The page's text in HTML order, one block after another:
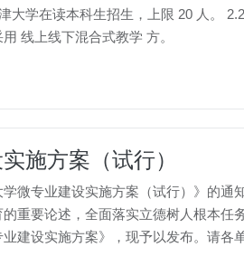
大学在读本科生招生，上限 20 人。
线上线下混合式教学 方。
施方案（试行）
微专业建设实施方案（试行）》的
重要论述，全面落实立德树人根本
建设实施方案》，现予以发布。请各